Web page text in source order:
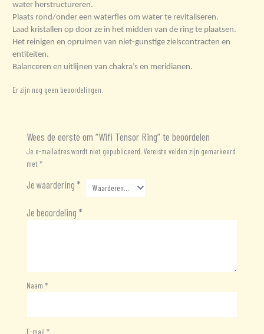
water herstructureren.
Plaats rond/onder een waterfles om water te revitaliseren.
Laad kristallen op door ze in het midden van de ring te plaatsen.
Het reinigen en opruimen van niet-gunstige zielscontracten en
entiteiten.
Balanceren en uitlijnen van chakra’s en meridianen.
Er zijn nog geen beoordelingen.
Wees de eerste om “Wifi Tensor Ring” te beoordelen
Je e-mailadres wordt niet gepubliceerd. Vereiste velden zijn gemarkeerd
met *
Je waardering *
Je beoordeling *
Naam *
E-mail *